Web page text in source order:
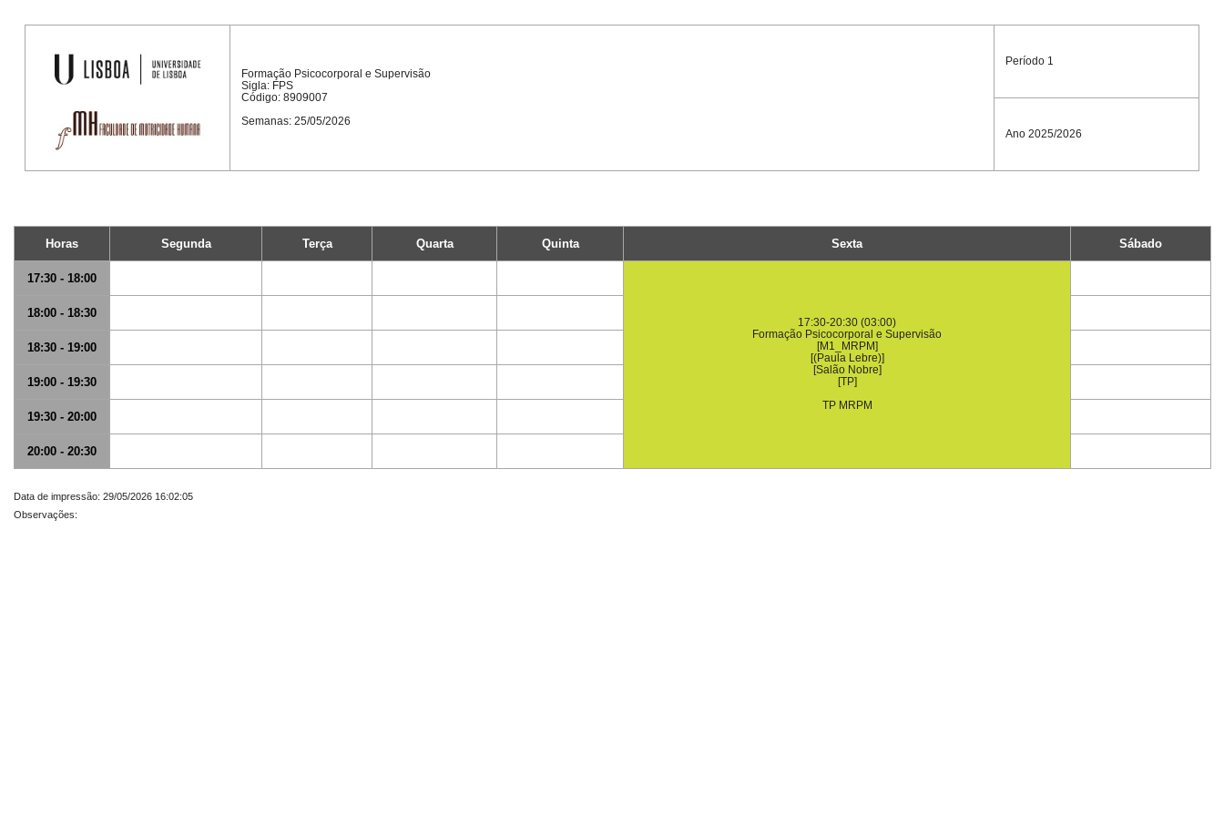
Formação Psicocorporal e Supervisão
Sigla: FPS
Código: 8909007
Semanas: 25/05/2026
Período 1
Ano 2025/2026
Horas Segunda Terça Quarta Quinta Sexta Sábado
17:30 - 18:00
17:30-20:30 (03:00)
Formação Psicocorporal e Supervisão
[M1_MRPM]
[(Paula Lebre)]
[Salão Nobre]
[TP]
TP MRPM
18:00 - 18:30
18:30 - 19:00
19:00 - 19:30
19:30 - 20:00
20:00 - 20:30
Data de impressão: 29/05/2026 16:02:05
Observações: